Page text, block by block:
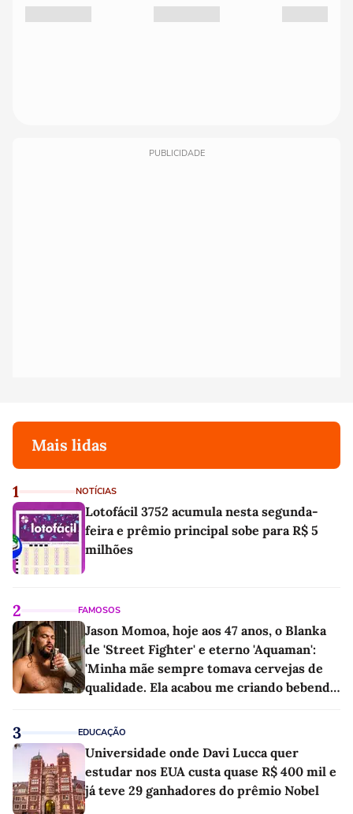
PUBLICIDADE
Mais lidas
1 NOTÍCIAS
Lotofácil 3752 acumula nesta segunda-
feira e prêmio principal sobe para R$ 5
milhões
2 FAMOSOS
Jason Momoa, hoje aos 47 anos, o Blanka
de 'Street Fighter' e eterno 'Aquaman':
'Minha mãe sempre tomava cervejas de
qualidade. Ela acabou me criando bebendo
3 EDUCAÇÃO
Universidade onde Davi Lucca quer
estudar nos EUA custa quase R$ 400 mil e
já teve 29 ganhadores do prêmio Nobel